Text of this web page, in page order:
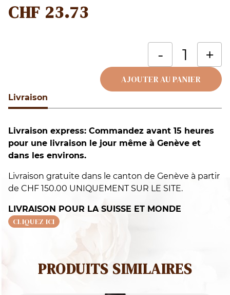
Livraison
Livraison express: Commandez avant 15 heures
pour une livraison le jour même à Genève et
dans les environs.
Livraison gratuite dans le canton de Genève à partir
de CHF 150.00 UNIQUEMENT SUR LE SITE.
LIVRAISON POUR LA SUISSE ET MONDE
CLIQUEZ ICI
CHF 23.73
- +
AJOUTER AU PANIER
Alternative:
PRODUITS SIMILAIRES